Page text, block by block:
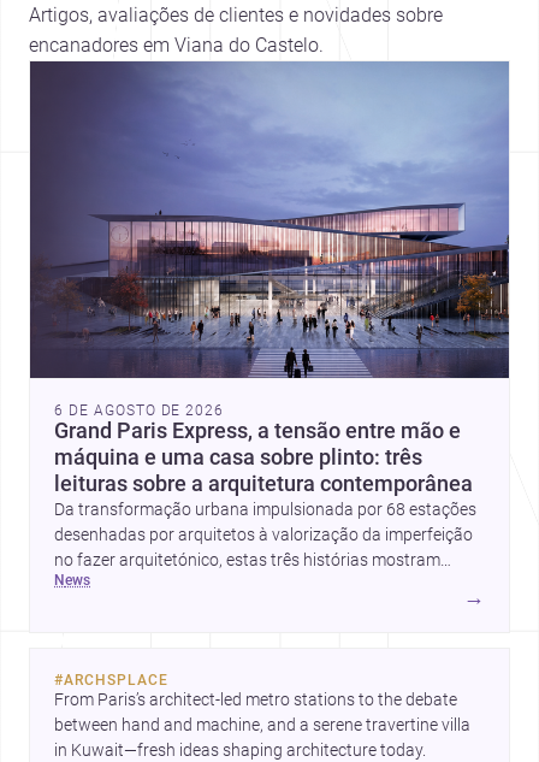
Artigos, avaliações de clientes e novidades sobre
encanadores em Viana do Castelo.
6 DE AGOSTO DE 2026
Grand Paris Express, a tensão entre mão e
máquina e uma casa sobre plinto: três
leituras sobre a arquitetura contemporânea
Da transformação urbana impulsionada por 68 estações
desenhadas por arquitetos à valorização da imperfeição
no fazer arquitetónico, estas três histórias mostram
como a disciplina continua a reinventar cidades, materiais
contemporânea.
news
→
#ARCHSPLACE
From Paris’s architect-led metro stations to the debate
between hand and machine, and a serene travertine villa
in Kuwait—fresh ideas shaping architecture today.